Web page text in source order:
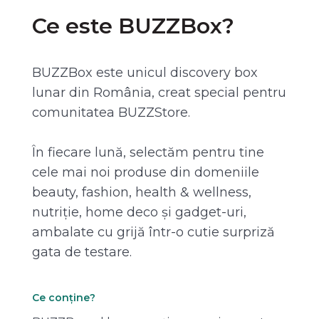
Ce este BUZZBox?
BUZZBox este unicul discovery box
lunar din România, creat special pentru
comunitatea BUZZStore.
În fiecare lună, selectăm pentru tine
cele mai noi produse din domeniile
beauty, fashion, health & wellness,
nutriție, home deco și gadget-uri,
ambalate cu grijă într-o cutie surpriză
gata de testare.
Ce conține?